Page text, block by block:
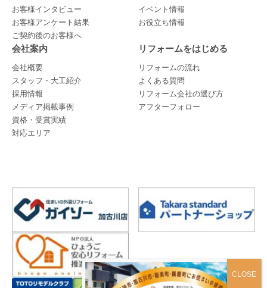
お客様インタビュー
お客様アンケート結果
ご契約後のお客様へ
イベント情報
お役立ち情報
会社案内
会社概要
スタッフ・大工紹介
採用情報
メディア掲載事例
資格・受賞実績
対応エリア
リフォームをはじめる
リフォームの流れ
よくある質問
リフォーム会社の選び方
アフターフォロー